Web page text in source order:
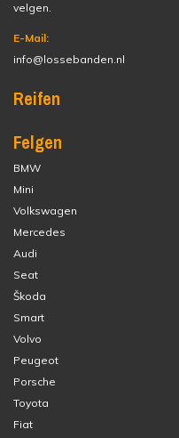
velgen.
E-Mail:
info@lossebanden.nl
Reifen
Felgen
BMW
Mini
Volkswagen
Mercedes
Audi
Seat
Škoda
Smart
Volvo
Peugeot
Porsche
Toyota
Fiat